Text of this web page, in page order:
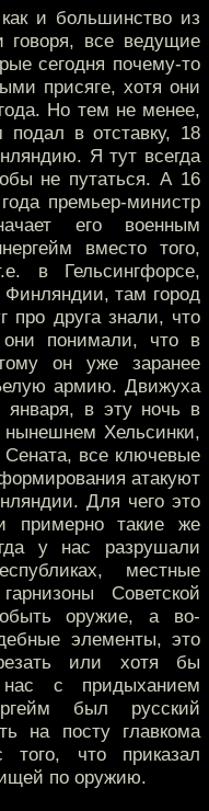
и большинство из
говоря, все ведущие
сегодня почему-то
присяге, хотя они
Но тем не менее,
подал в отставку, 18
Я тут всегда
не путаться. А 16
премьер-министр
его военным
вместо того,
в Гельсингфорсе,
там город
про друга знали, что
они понимали, что в
он уже заранее
армию. Движуха
января, в эту ночь в
нынешнем Хельсинки,
Сената, все ключевые
атакуют
Для чего это
примерно такие же
у нас разрушали
местные
Советской
оружие, а во-
элементы, это
или хотя бы
с придыханием
был русский
на посту главкома
что приказал
по оружию.